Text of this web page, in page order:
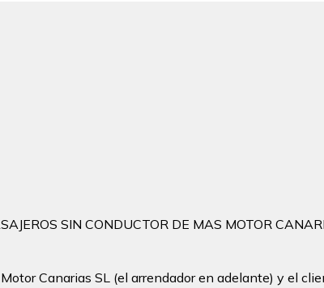
SIN CONDUCTOR DE MAS MOTOR
Canarias SL (el arrendador en adelante) y el